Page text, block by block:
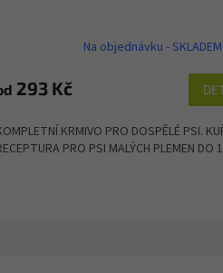
Na objednávku -
293 Kč
KRMIVO PRO DOSPĚLÉ PSI.
PRO PSI MALÝCH PLEMEN DO